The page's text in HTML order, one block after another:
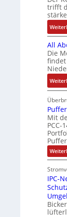
trifft
All
Die
Mit
PCC-
IPC-